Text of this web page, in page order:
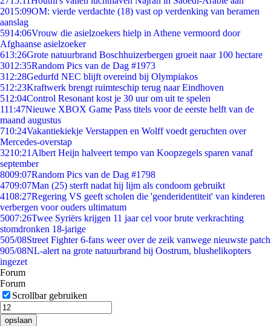
2015:09OM: vierde verdachte (18) vast op verdenking van beramen
aanslag
5914:06Vrouw die asielzoekers hielp in Athene vermoord door
Afghaanse asielzoeker
613:26Grote natuurbrand Boschhuizerbergen groeit naar 100 hectare
3012:35Random Pics van de Dag #1973
312:28Gedurfd NEC blijft overeind bij Olympiakos
512:23Kraftwerk brengt ruimteschip terug naar Eindhoven
512:04Control Resonant kost je 30 uur om uit te spelen
111:47Nieuwe XBOX Game Pass titels voor de eerste helft van de
maand augustus
710:24Vakantiekiekje Verstappen en Wolff voedt geruchten over
Mercedes-overstap
3210:21 Albert Heijn halveert tempo van Koopzegels sparen vanaf
september
8009:07Random Pics van de Dag #1798
4709:07Man (25) sterft nadat hij lijm als condoom gebruikt
4108:27Regering VS geeft scholen die 'genderidentiteit' van kinderen
verbergen voor ouders ultimatum
5007:26Twee Syriërs krijgen 11 jaar cel voor brute verkrachting
stomdronken 18-jarige
505/08Street Fighter 6-fans weer over de zeik vanwege nieuwste patch
905/08NL-alert na grote natuurbrand bij Oostrum, blushelikopters
ingezet
Forum
Forum
Scrollbar gebruiken
opslaan